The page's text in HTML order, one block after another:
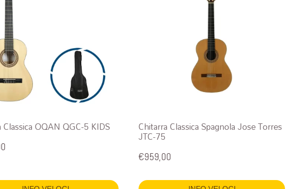
OQAN QGC-5 KIDS Chitarra Classica Spagnola Jose Torres
JTC-75
€959,00